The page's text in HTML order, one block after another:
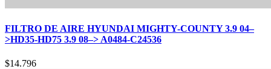
FILTRO DE AIRE HYUNDAI MIGHTY-COUNTY 3.9 04–
>HD35-HD75 3.9 08–> A0484-C24536
$14.796